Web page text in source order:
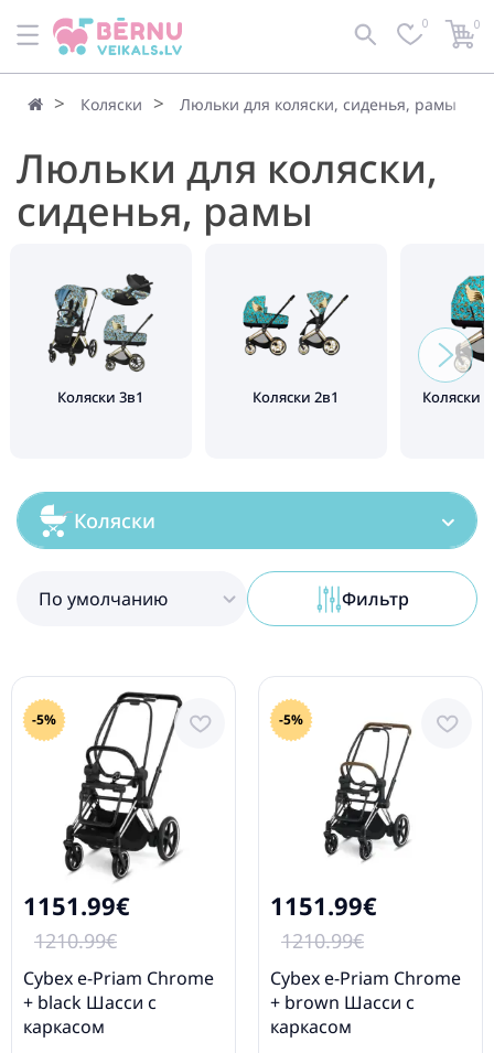
По умолчанию Фильтр 0 0
Коляски Люльки для коляски, сиденья, рамы
Люльки для коляски,
сиденья, рамы
Коляски 3в1 Коляски 2в1 Коляски
Коляски
По умолчанию Фильтр
-5%
1151.99€
1210.99€
Cybex e-Priam Chrome
+ black Шасси с
каркасом
-5%
1151.99€
1210.99€
Cybex e-Priam Chrome
+ brown Шасси с
каркасом